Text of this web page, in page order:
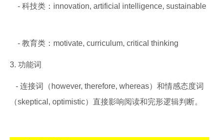
- 科技类：innovation, artificial intelligence, sustainable
- 教育类：motivate, curriculum, critical thinking
3. 功能词
- 连接词（however, therefore, whereas）和情感态度词
（skeptical, optimistic）直接影响阅读和完形逻辑判断。